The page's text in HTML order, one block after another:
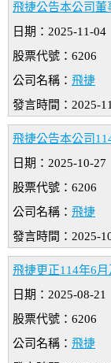
飛捷公告本公司董
日期：2025-11-04
股票代號：6206
公司名稱： 飛捷
發言時間：2025-
飛捷公告本公司
日期：2025-10-27
股票代號：6206
公司名稱： 飛捷
發言時間：2025-
飛捷更正114年6
日期：2025-08-21
股票代號：6206
公司名稱： 飛捷